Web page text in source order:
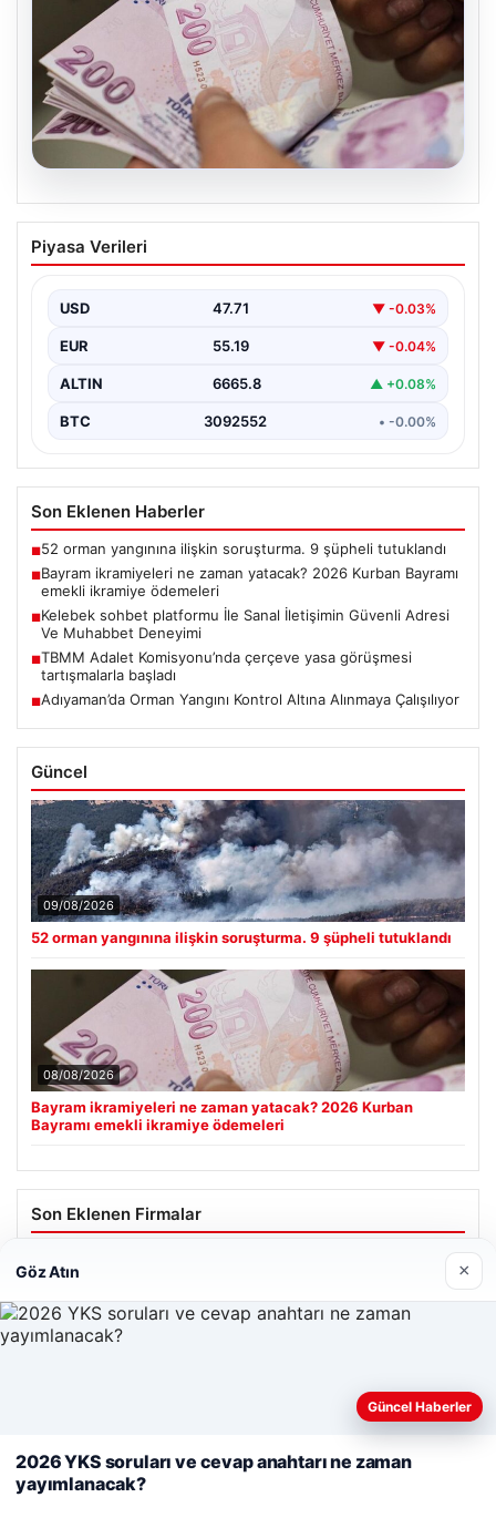
08.08.2026
Bayram ikramiyeleri ne zaman yatacak?
2026 Kurban Bayramı emekli ikramiye
Piyasa Verileri
USD 47.71 ▼ -0.03%
EUR 55.19 ▼ -0.04%
ALTIN 6665.8 ▲ +0.08%
BTC 3092552 • -0.00%
Son Eklenen Haberler
■52 orman yangınına ilişkin soruşturma. 9 şüpheli tutuklandı
■Bayram ikramiyeleri ne zaman yatacak? 2026 Kurban Bayramı
emekli ikramiye ödemeleri
■Kelebek sohbet platformu İle Sanal İletişimin Güvenli Adresi
Ve Muhabbet Deneyimi
■TBMM Adalet Komisyonu’nda çerçeve yasa görüşmesi
tartışmalarla başladı
■Adıyaman’da Orman Yangını Kontrol Altına Alınmaya Çalışılıyor
Güncel
09/08/2026
52 orman yangınına ilişkin soruşturma. 9 şüpheli tutuklandı
08/08/2026
Bayram ikramiyeleri ne zaman yatacak? 2026 Kurban
Bayramı emekli ikramiye ödemeleri
Son Eklenen Firmalar
Cengiz Sigorta
© 2026 Haber Güncel – Son Dakika
Web sitemizi nasıl kullandığınızı daha iyi anlayabilmek,
kullanıyoruz.
Çerez Politikamız
Reddet Kabul Et
Göz Atın ×
Güncel Haberler
2026 YKS soruları ve cevap anahtarı ne zaman
yayımlanacak?